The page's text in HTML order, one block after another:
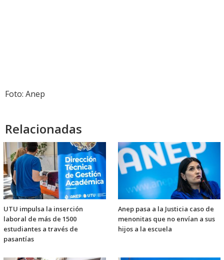
Foto: Anep
Relacionadas
UTU impulsa la inserción
laboral de más de 1500
estudiantes a través de
pasantías
Anep pasa a la Justicia caso de
menonitas que no envían a sus
hijos a la escuela